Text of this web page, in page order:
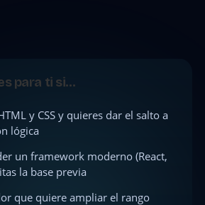
para ti si…
y CSS y quieres dar el salto a
lógica
un framework moderno (React,
la base previa
que quiere ampliar el rango